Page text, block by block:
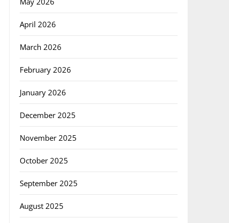
April 2026
March 2026
February 2026
January 2026
December 2025
November 2025
October 2025
September 2025
August 2025